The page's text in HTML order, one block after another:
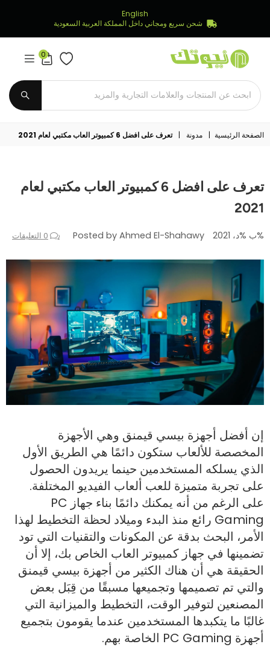
English
شحن سريع ومجاني داخل المملكة العربية السعودية
Newtech
Store يُقدِّم
0
الصفحة الرئيسية | مدونة | تعرف على افضل 6 كمبيوتر العاب مكتبي لعام 2021
تعرف على افضل 6 كمبيوتر العاب مكتبي لعام
2021
%ب %د، 2021 Posted by Ahmed El-Shahawy 0 التعليقات
إن أفضل أجهزة بيسي قيمنق وهي الأجهزة
المخصصة للألعاب ستكون دائمًا هي الطريق الأول
الذي يسلكه المستخدمين حينما يريدون الحصول
على تجربة متميزة للعب ألعاب الفيديو المختلفة.
على الرغم من أنه يمكنك دائمًا بناء جهاز PC
Gaming رائع منذ البدء وميلاد لحظة التخطيط لهذا
الأمر، البحث بدقة عن المكونات والتقنيات التي تود
تضمينها في جهاز كمبيوتر العاب الخاص بك، إلا أن
الحقيقة هي أن هناك الكثير من أجهزة بيسي قيمنق
والتي تم تصميمها وتجميعها مسبقًا من قِبَل بعض
المصنعين لتوفير الوقت، التخطيط والميزانية التي
غالبًا ما يتكبدها المستخدمين عندما يقومون بتجميع
أجهزة PC Gaming الخاصة بهم.